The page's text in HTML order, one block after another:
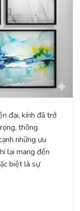
đại, kính đã trở
thông
những ưu
lại mang đến
biệt là sự